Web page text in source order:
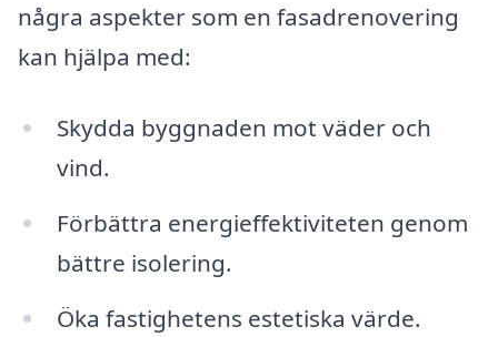
några aspekter som en fasadrenovering
kan hjälpa med:
Skydda byggnaden mot väder och
vind.
Förbättra energieffektiviteten genom
bättre isolering.
Öka fastighetens estetiska värde.